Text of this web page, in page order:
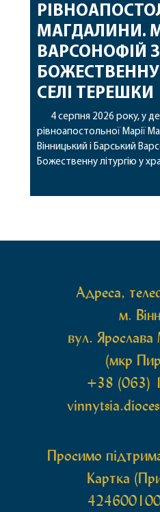
МАГДАЛИНИ.
ВАРСОНОФІЙ
БОЖЕСТВЕННУ
СЕЛІ ТЕРЕШКИ
4 серпня 2026 року, у
рівноапостольної Марії
Вінницький і Барський
Божественну літургію у
Богородиці села Терешки
Адреса,
м.
вул.
(мкр
+38 (063)
Просимо
Картка